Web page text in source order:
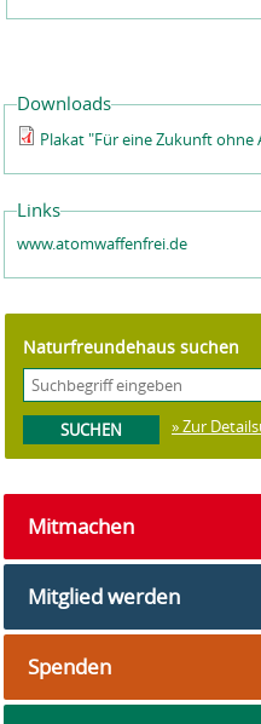
Downloads
Plakat "Für eine Zukunft
Links
www.atomwaffenfrei.de
Naturfreundehaus suchen
» Zur
Mitmachen
Mitglied werden
Spenden